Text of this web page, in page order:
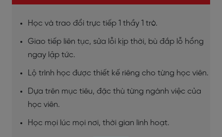
Học và trao đổi trực tiếp 1 thầy 1 trò.
Giao tiếp liên tục, sửa lỗi kịp thời, bù đắp lỗ hổng
ngay lập tức.
Lộ trình học được thiết kế riêng cho từng học viên.
Dựa trên mục tiêu, đặc thù từng ngành việc của
học viên.
Học mọi lúc mọi nơi, thời gian linh hoạt.